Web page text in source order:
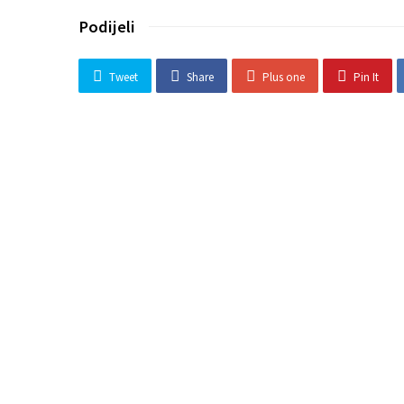
Podijeli
Tweet Share Plus one Pin It